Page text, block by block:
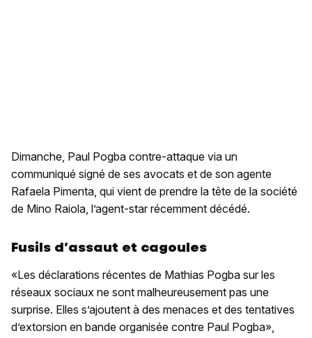
Dimanche, Paul Pogba contre-attaque via un
communiqué signé de ses avocats et de son agente
Rafaela Pimenta, qui vient de prendre la tête de la société
de Mino Raiola, l’agent-star récemment décédé.
Fusils d’assaut et cagoules
«Les déclarations récentes de Mathias Pogba sur les
réseaux sociaux ne sont malheureusement pas une
surprise. Elles s’ajoutent à des menaces et des tentatives
d’extorsion en bande organisée contre Paul Pogba»,